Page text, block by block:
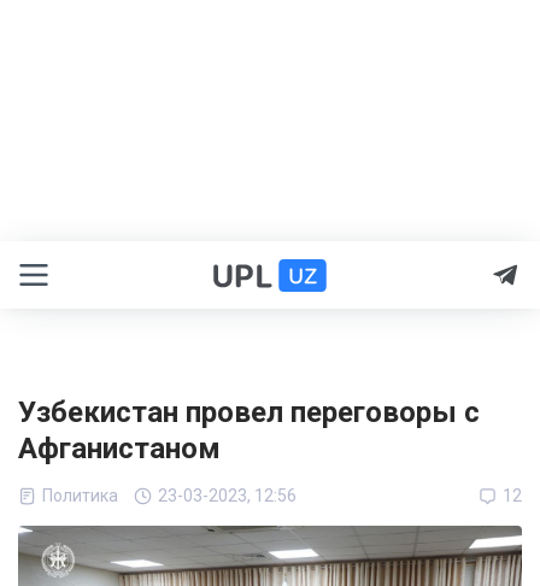
Узбекистан провел переговоры с
Афганистаном
Политика 23-03-2023, 12:56 12